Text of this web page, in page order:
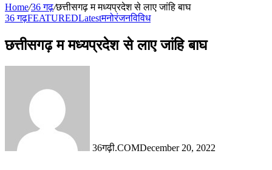
Home/36 गढ़/छत्तीसगढ़ म मध्यप्रदेश से लाए जांहि बाघ
36 गढ़FEATUREDLatestमनोरंजनविविध
छत्तीसगढ़ म मध्यप्रदेश से लाए जांहि बाघ
36गढ़ी.COMDecember 20, 2022